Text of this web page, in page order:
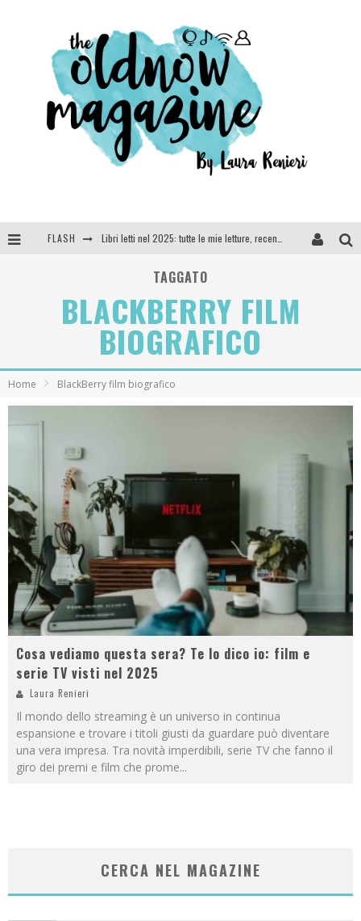
FLASH
SEE YOU AT 5 | Chanel
TAGGATO
BLACKBERRY FILM
BIOGRAFICO
Home BlackBerry film biografico
Cosa vediamo questa sera? Te lo dico io: film e
serie TV visti nel 2025
Laura Renieri
Il mondo dello streaming è un universo in continua
espansione e trovare i titoli giusti da guardare può diventare
una vera impresa. Tra novità imperdibili, serie TV che fanno il
giro dei premi e film che prome...
CERCA NEL MAGAZINE